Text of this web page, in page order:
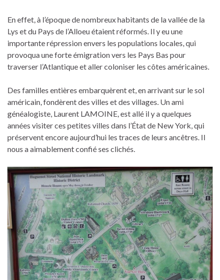
En effet, à l’époque de nombreux habitants de la vallée de la
Lys et du Pays de l’Alloeu étaient réformés. Il y eu une
importante répression envers les populations locales, qui
provoqua une forte émigration vers les Pays Bas pour
traverser l’Atlantique et aller coloniser les côtes américaines.
Des familles entières embarquèrent et, en arrivant sur le sol
américain, fondèrent des villes et des villages. Un ami
généalogiste, Laurent LAMOINE, est allé il y a quelques
années visiter ces petites villes dans l’État de New York, qui
préservent encore aujourd’hui les traces de leurs ancêtres. Il
nous a aimablement confié ses clichés.